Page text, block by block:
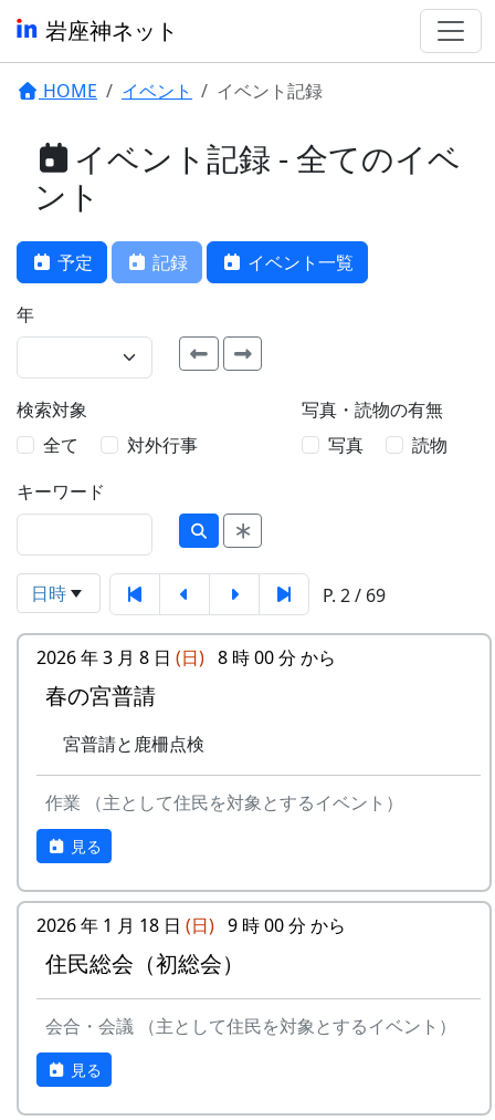
岩座神ネット
HOME イベント イベント記録
イベント記録 - 全てのイベ
ント
予定 記録 イベント一覧
年
検索対象
全て
対外行事
写真・読物の有無
写真
読物
キーワード
日時 P. 2 / 69
2026 年 3 月 8 日 (日) 8 時 00 分 から
春の宮普請
宮普請と鹿柵点検
作業 （主として住民を対象とするイベント）
見る
2026 年 1 月 18 日 (日) 9 時 00 分 から
住民総会（初総会）
会合・会議 （主として住民を対象とするイベント）
見る